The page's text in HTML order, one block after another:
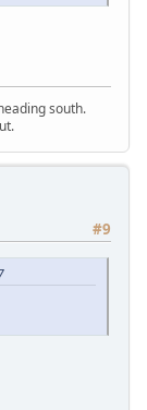
south.
#9